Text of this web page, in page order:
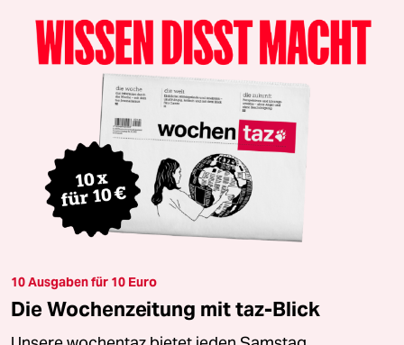
10 Ausgaben für 10 Euro
Die Wochenzeitung mit taz-Blick